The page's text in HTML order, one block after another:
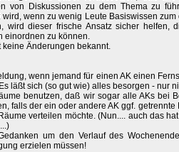
von Diskussionen zu dem Thema zu
wenn zu wenig Leute Basiswissen
wird dieser frische Ansatz sicher helfen,
einordnen zu können.
keine Änderungen bekannt.
wenn jemand für einen AK einen
läßt sich (so gut wie) alles besorgen - nur
benutzen, daß wir sogar alle AKs bei
falls der ein oder andere AK ggf.
verteilen möchte. (Nun.... auch das
um den Verlauf des
erzielen müssen!